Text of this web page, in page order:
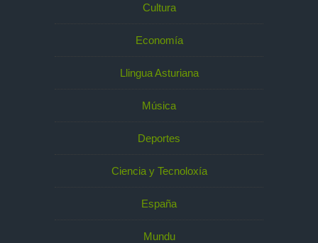
Cultura
Economía
Llingua Asturiana
Música
Deportes
Ciencia y Tecnoloxía
España
Mundu